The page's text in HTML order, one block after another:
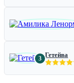
3 Гетейва